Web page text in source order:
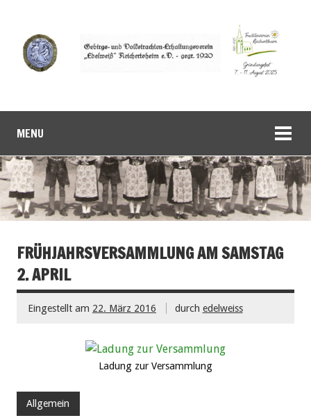
MENU
FRÜHJAHRSVERSAMMLUNG AM SAMSTAG
2. APRIL
Eingestellt am 22. März 2016 durch edelweiss
Ladung zur Versammlung
Allgemein